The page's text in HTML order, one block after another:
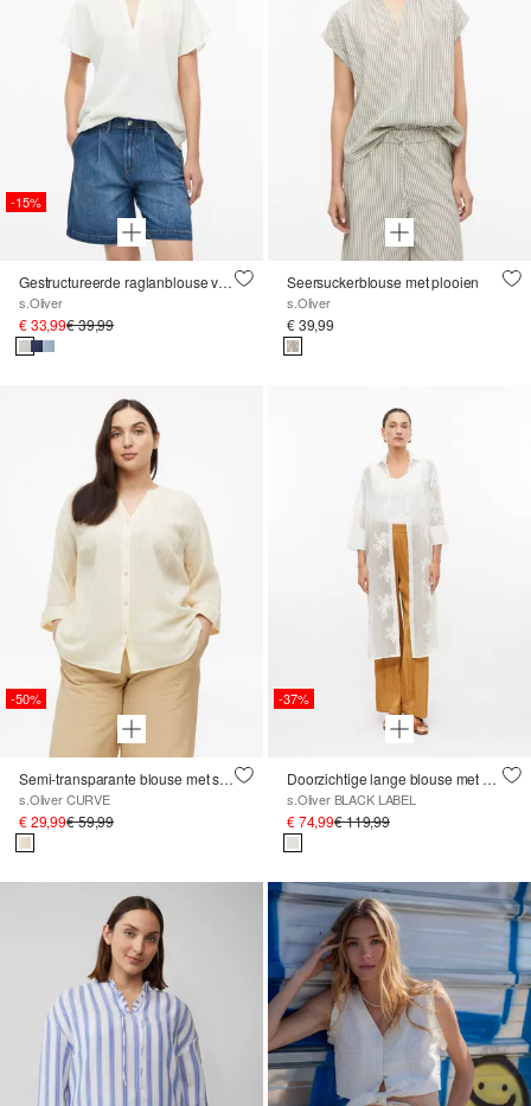
-15%
Gestructureerde raglanblouse van een viscosemix
s.Oliver
€ 33,99€ 39,99
Seersuckerblouse met plooien
s.Oliver
€ 39,99
-50%
Semi-transparante blouse met structuur
s.Oliver CURVE
€ 29,99€ 59,99
-37%
Doorzichtige lange blouse met borduursel
s.Oliver BLACK LABEL
€ 74,99€ 119,99